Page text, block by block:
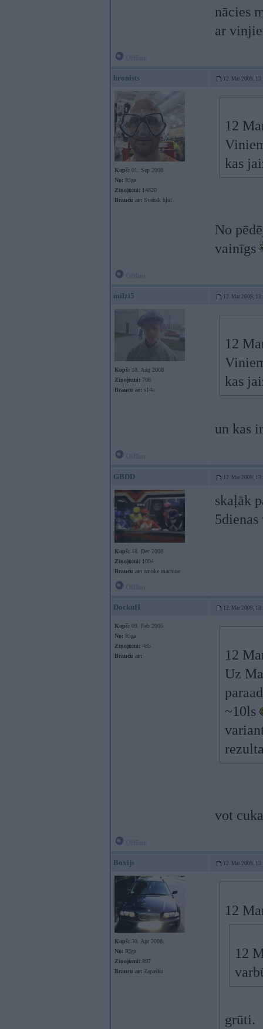
nācies
ar
hronists 12. Mar 2009,
Kopš: 01. Sep 2008
No: Rīga
Ziņojumi: 14820
Braucu ar: Svensk hjul
12
kas
No
vainīgs
milzi5 12. Mar 2009,
Kopš: 18. Aug 2008
Ziņojumi: 708
Braucu ar: s14a
12
kas
un kas
GBDD 12. Mar 2009,
Kopš: 18. Dec 2008
Ziņojumi: 1094
Braucu ar: smoke machine
skaļāk
DockuH 12. Mar 2009,
Kopš: 09. Feb 2005
No: Rīga
Ziņojumi: 485
Braucu ar:
12
Uz
~10ls
vot
Boxijs 12. Mar 2009,
Kopš: 30. Apr 2008
No: Rīga
Ziņojumi: 897
Braucu ar: Zapasku
12
12
grūti.